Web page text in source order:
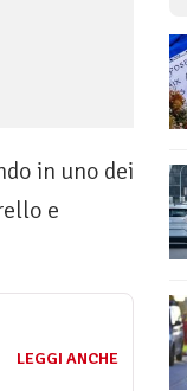
in uno dei
e
LEGGI ANCHE